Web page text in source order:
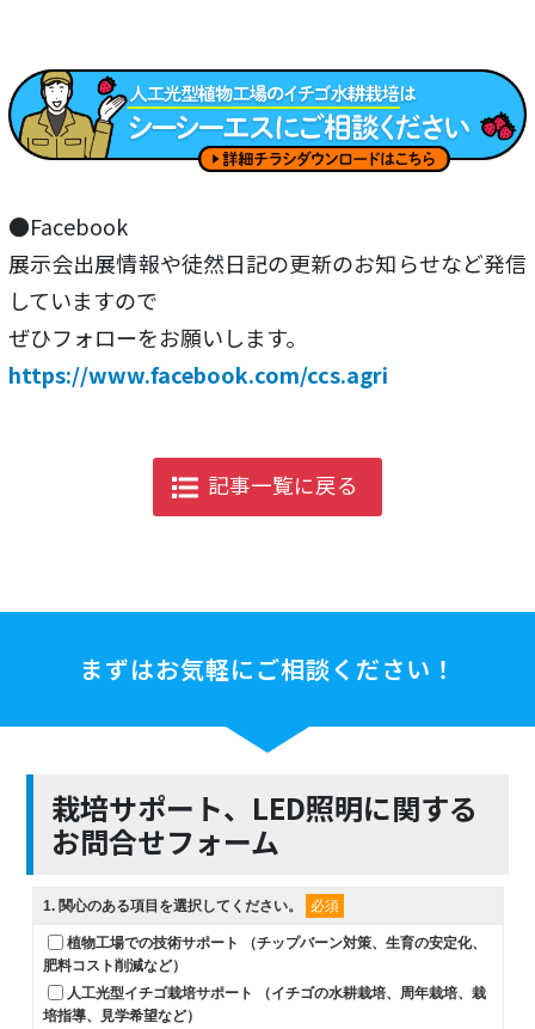
●Facebook
展示会出展情報や徒然日記の更新のお知らせなど発信
していますので
ぜひフォローをお願いします。
https://www.facebook.com/ccs.agri
記事一覧に戻る
まずはお気軽にご相談ください！
栽培サポート、LED照明に関する
お問合せフォーム
1. 関心のある項目を選択してください。 必須
植物工場での技術サポート （チップバーン対策、生育の安定化、
肥料コスト削減など）
人工光型イチゴ栽培サポート （イチゴの水耕栽培、周年栽培、栽
培指導、見学希望など）